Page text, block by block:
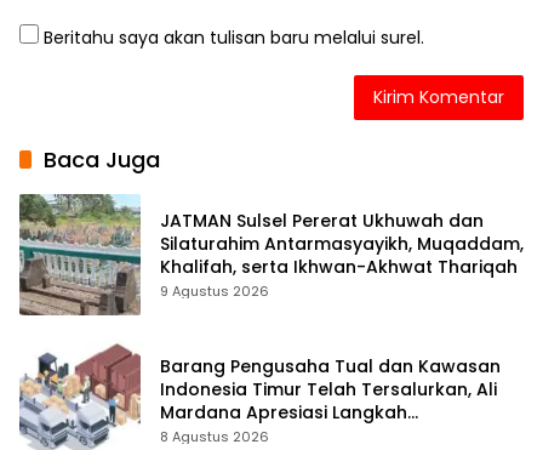
Beritahu saya akan tulisan baru melalui surel.
Baca Juga
JATMAN Sulsel Pererat Ukhuwah dan
Silaturahim Antarmasyayikh, Muqaddam,
Khalifah, serta Ikhwan-Akhwat Thariqah
9 Agustus 2026
Barang Pengusaha Tual dan Kawasan
Indonesia Timur Telah Tersalurkan, Ali
Mardana Apresiasi Langkah
Penyelesaian PT Afid Logistik dan PT
8 Agustus 2026